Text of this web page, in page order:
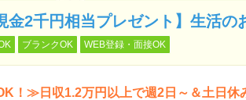
金2千円相当プレゼント】生活の
ブランクOK WEB登録・面接OK
！≫日収1.2万円以上で週2日～＆土日休